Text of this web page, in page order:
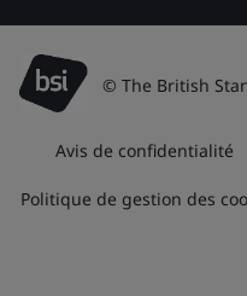
© The British
Avis de confidentialité
Politique de gestion des